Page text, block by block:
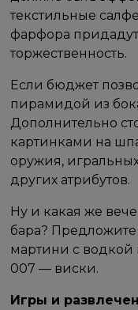
текстильные
фарфора
торжественность.
Если бюджет
пирамидой из
Дополнительно
картинками на
оружия,
других атрибутов.
Ну и какая же
бара?
мартини с
007 — виски.
Игры и